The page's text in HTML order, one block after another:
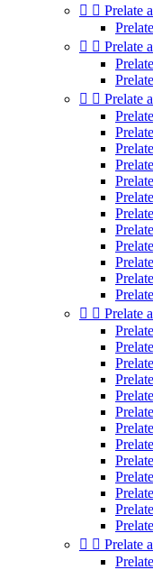
  Prelate
  Prelate
  Prelate
  Prelate
  Prelate